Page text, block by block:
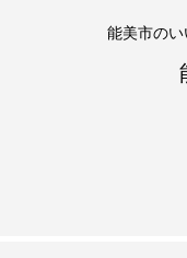
能美市の